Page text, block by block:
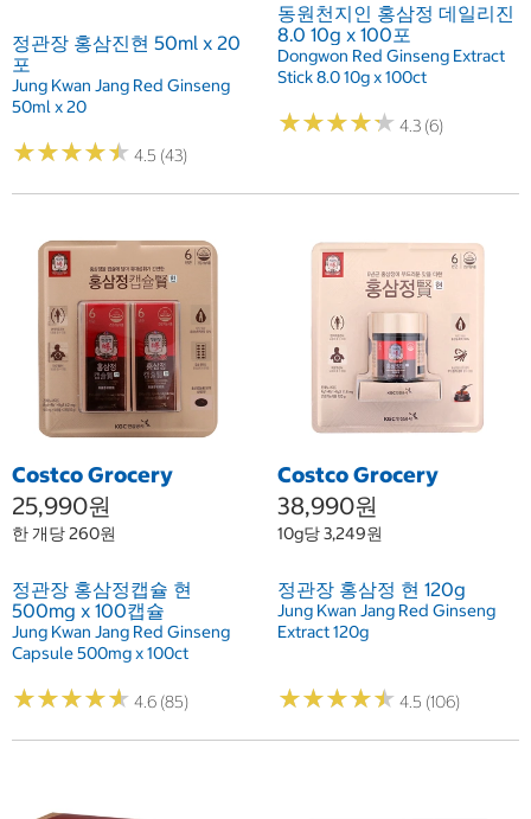
정관장 홍삼진현 50ml x 20
포
Jung Kwan Jang Red Ginseng
50ml x 20
★★★★★
★★★★★ 4.5 (43)
동원천지인 홍삼정 데일리진
8.0 10g x 100포
Dongwon Red Ginseng Extract
Stick 8.0 10g x 100ct
★★★★★
★★★★★ 4.3 (6)
Costco Grocery
25,990원
한 개당 260원
정관장 홍삼정캡슐 현
500mg x 100캡슐
Jung Kwan Jang Red Ginseng
Capsule 500mg x 100ct
★★★★★
★★★★★ 4.6 (85)
Costco Grocery
38,990원
10g당 3,249원
정관장 홍삼정 현 120g
Jung Kwan Jang Red Ginseng
Extract 120g
★★★★★
★★★★★ 4.5 (106)